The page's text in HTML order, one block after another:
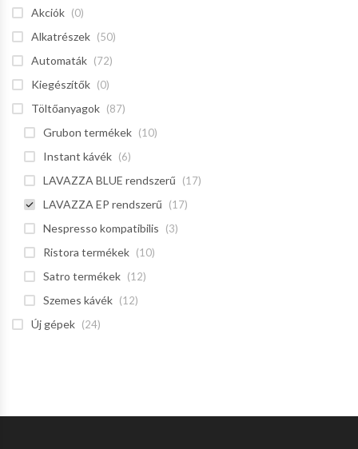
Akciók (0)
Alkatrészek (50)
Automaták (72)
Kiegészítők (0)
Töltőanyagok (87)
Grubon termékek (10)
Instant kávék (6)
LAVAZZA BLUE rendszerű (17)
LAVAZZA EP rendszerű (17)
Nespresso kompatibilis (3)
Ristora termékek (10)
Satro termékek (12)
Szemes kávék (12)
Új gépek (24)